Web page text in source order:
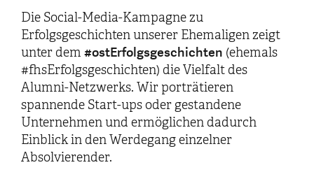
Die Social-Media-Kampagne zu
Erfolgsgeschichten unserer Ehemaligen zeigt
unter dem #ostErfolgsgeschichten (ehemals
#fhsErfolgsgeschichten) die Vielfalt des
Alumni-Netzwerks. Wir porträtieren
spannende Start-ups oder gestandene
Unternehmen und ermöglichen dadurch
Einblick in den Werdegang einzelner
Absolvierender.